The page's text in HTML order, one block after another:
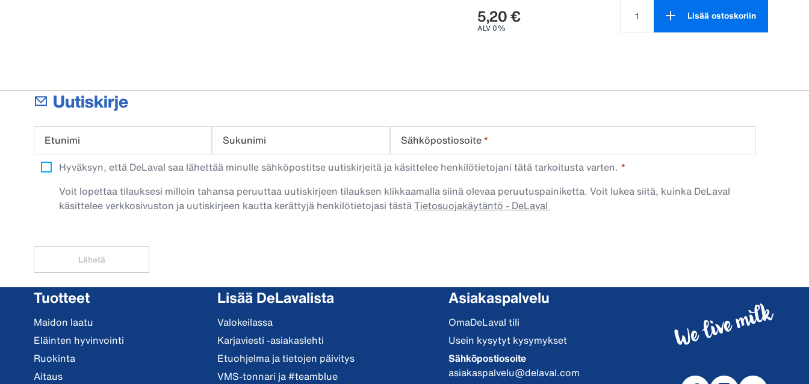
5,20 €
ALV 0%
Lisää ostoskoriin
Uutiskirje
Etunimi Sukunimi Sähköpostiosoite*
Hyväksyn, että DeLaval saa lähettää minulle sähköpostitse uutiskirjeitä ja käsittelee henkilötietojani tätä tarkoitusta varten.
Voit lopettaa tilauksesi milloin tahansa peruuttaa uutiskirjeen tilauksen klikkaamalla siinä olevaa peruutuspainiketta. Voit lukea siitä, kuinka DeLaval
käsittelee verkkosivuston ja uutiskirjeen kautta kerättyjä henkilötietojasi tästäTietosuojakäytäntö - DeLaval
Lähetä
Tuotteet
Maidon laatu
Eläinten hyvinvointi
Ruokinta
Aitaus
Lisää DeLavalista
Valokeilassa
Karjaviesti -asiakaslehti
Etuohjelma ja tietojen päivitys
VMS-tonnari ja #teamblue
Asiakaspalvelu
OmaDeLaval tili
Usein kysytyt kysymykset
Sähköpostiosoite
asiakaspalvelu@delaval.com